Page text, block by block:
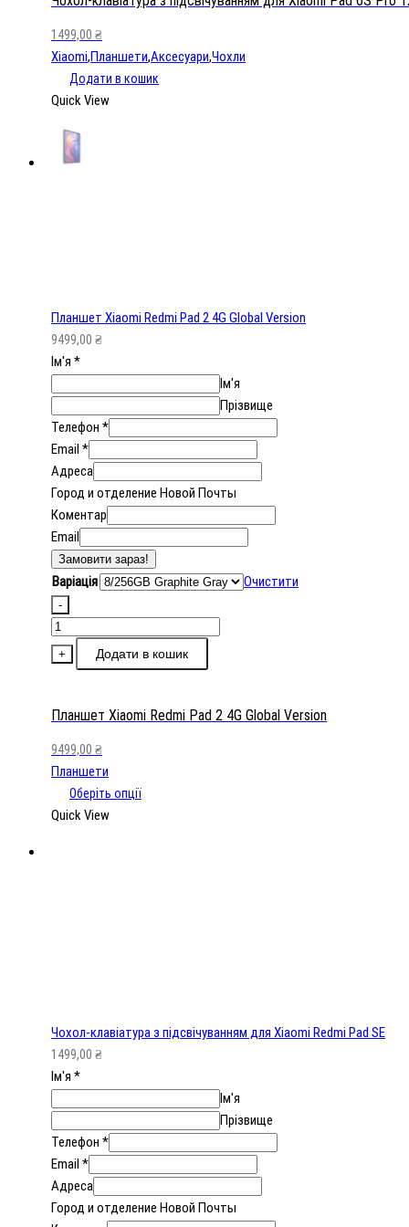
Pad
6S
12.4"
кількість
1499,00 ₴
Xiaomi,Планшети,Аксесуари,Чохли
Додати в кошик
Quick View
Планшет Xiaomi Redmi Pad 2 4G Global Version
9499,00 ₴
Ім'я *
Ім'я
Прізвище
Телефон *
Email *
Адреса
Город и отделение Новой Почты
Коментар
Email
Замовити зараз!
Варіація Очистити
-
Планшет
Xiaomi
Redmi
2
Global
Version
кількість
+ Додати в кошик
Планшет Xiaomi Redmi Pad 2 4G Global Version
9499,00 ₴
Планшети
Оберіть опції
Quick View
Чохол-клавіатура з підсвічуванням для Xiaomi Redmi Pad SE
1499,00 ₴
Ім'я *
Ім'я
Прізвище
Телефон *
Email *
Адреса
Город и отделение Новой Почты